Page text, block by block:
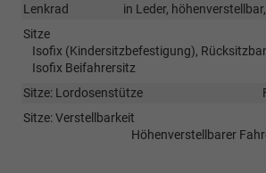
Lenkrad
in Leder,
Sitze
Isofix (Kindersitzbefestigung),
Isofix Beifahrersitz
Sitze: Lordosenstütze
Sitze: Verstellbarkeit
Höhenverstellbarer